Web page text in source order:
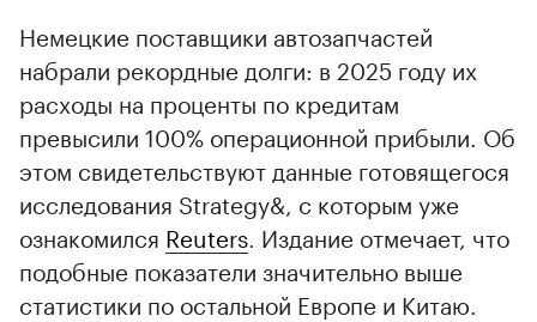
Немецкие поставщики автозапчастей
набрали рекордные долги: в 2025 году их
расходы на проценты по кредитам
превысили 100% операционной прибыли. Об
этом свидетельствуют данные готовящегося
исследования Strategy&, с которым уже
ознакомился Reuters . Издание отмечает, что
подобные показатели значительно выше
статистики по остальной Европе и Китаю.